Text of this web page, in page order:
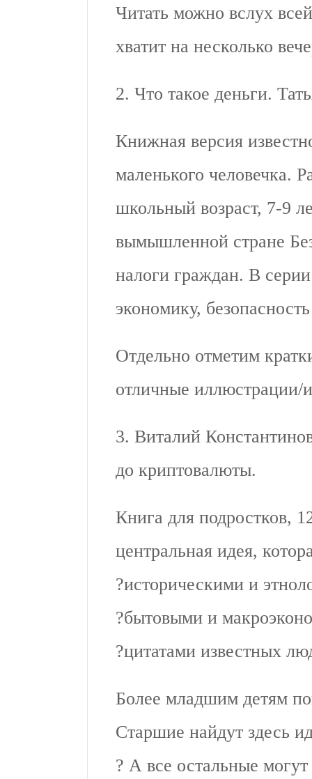
Читать можно вслух
хватит на несколько
2. Что такое деньги.
Книжная версия
маленького человечка.
школьный возраст, 7-9
вымышленной стране
налоги граждан. В
экономику,
Отдельно отметим
отличные иллюстрации/
3. Виталий
до криптовалюты.
Книга для подростков,
центральная идея,
?историческими и
?бытовыми и
?цитатами известных
Более младшим детям
Старшие найдут здесь
? А все остальные